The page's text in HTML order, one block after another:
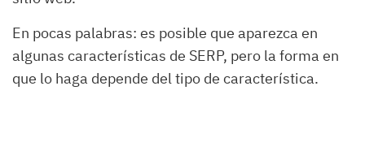
En pocas palabras: es posible que aparezca en
algunas características de SERP, pero la forma en
que lo haga depende del tipo de característica.